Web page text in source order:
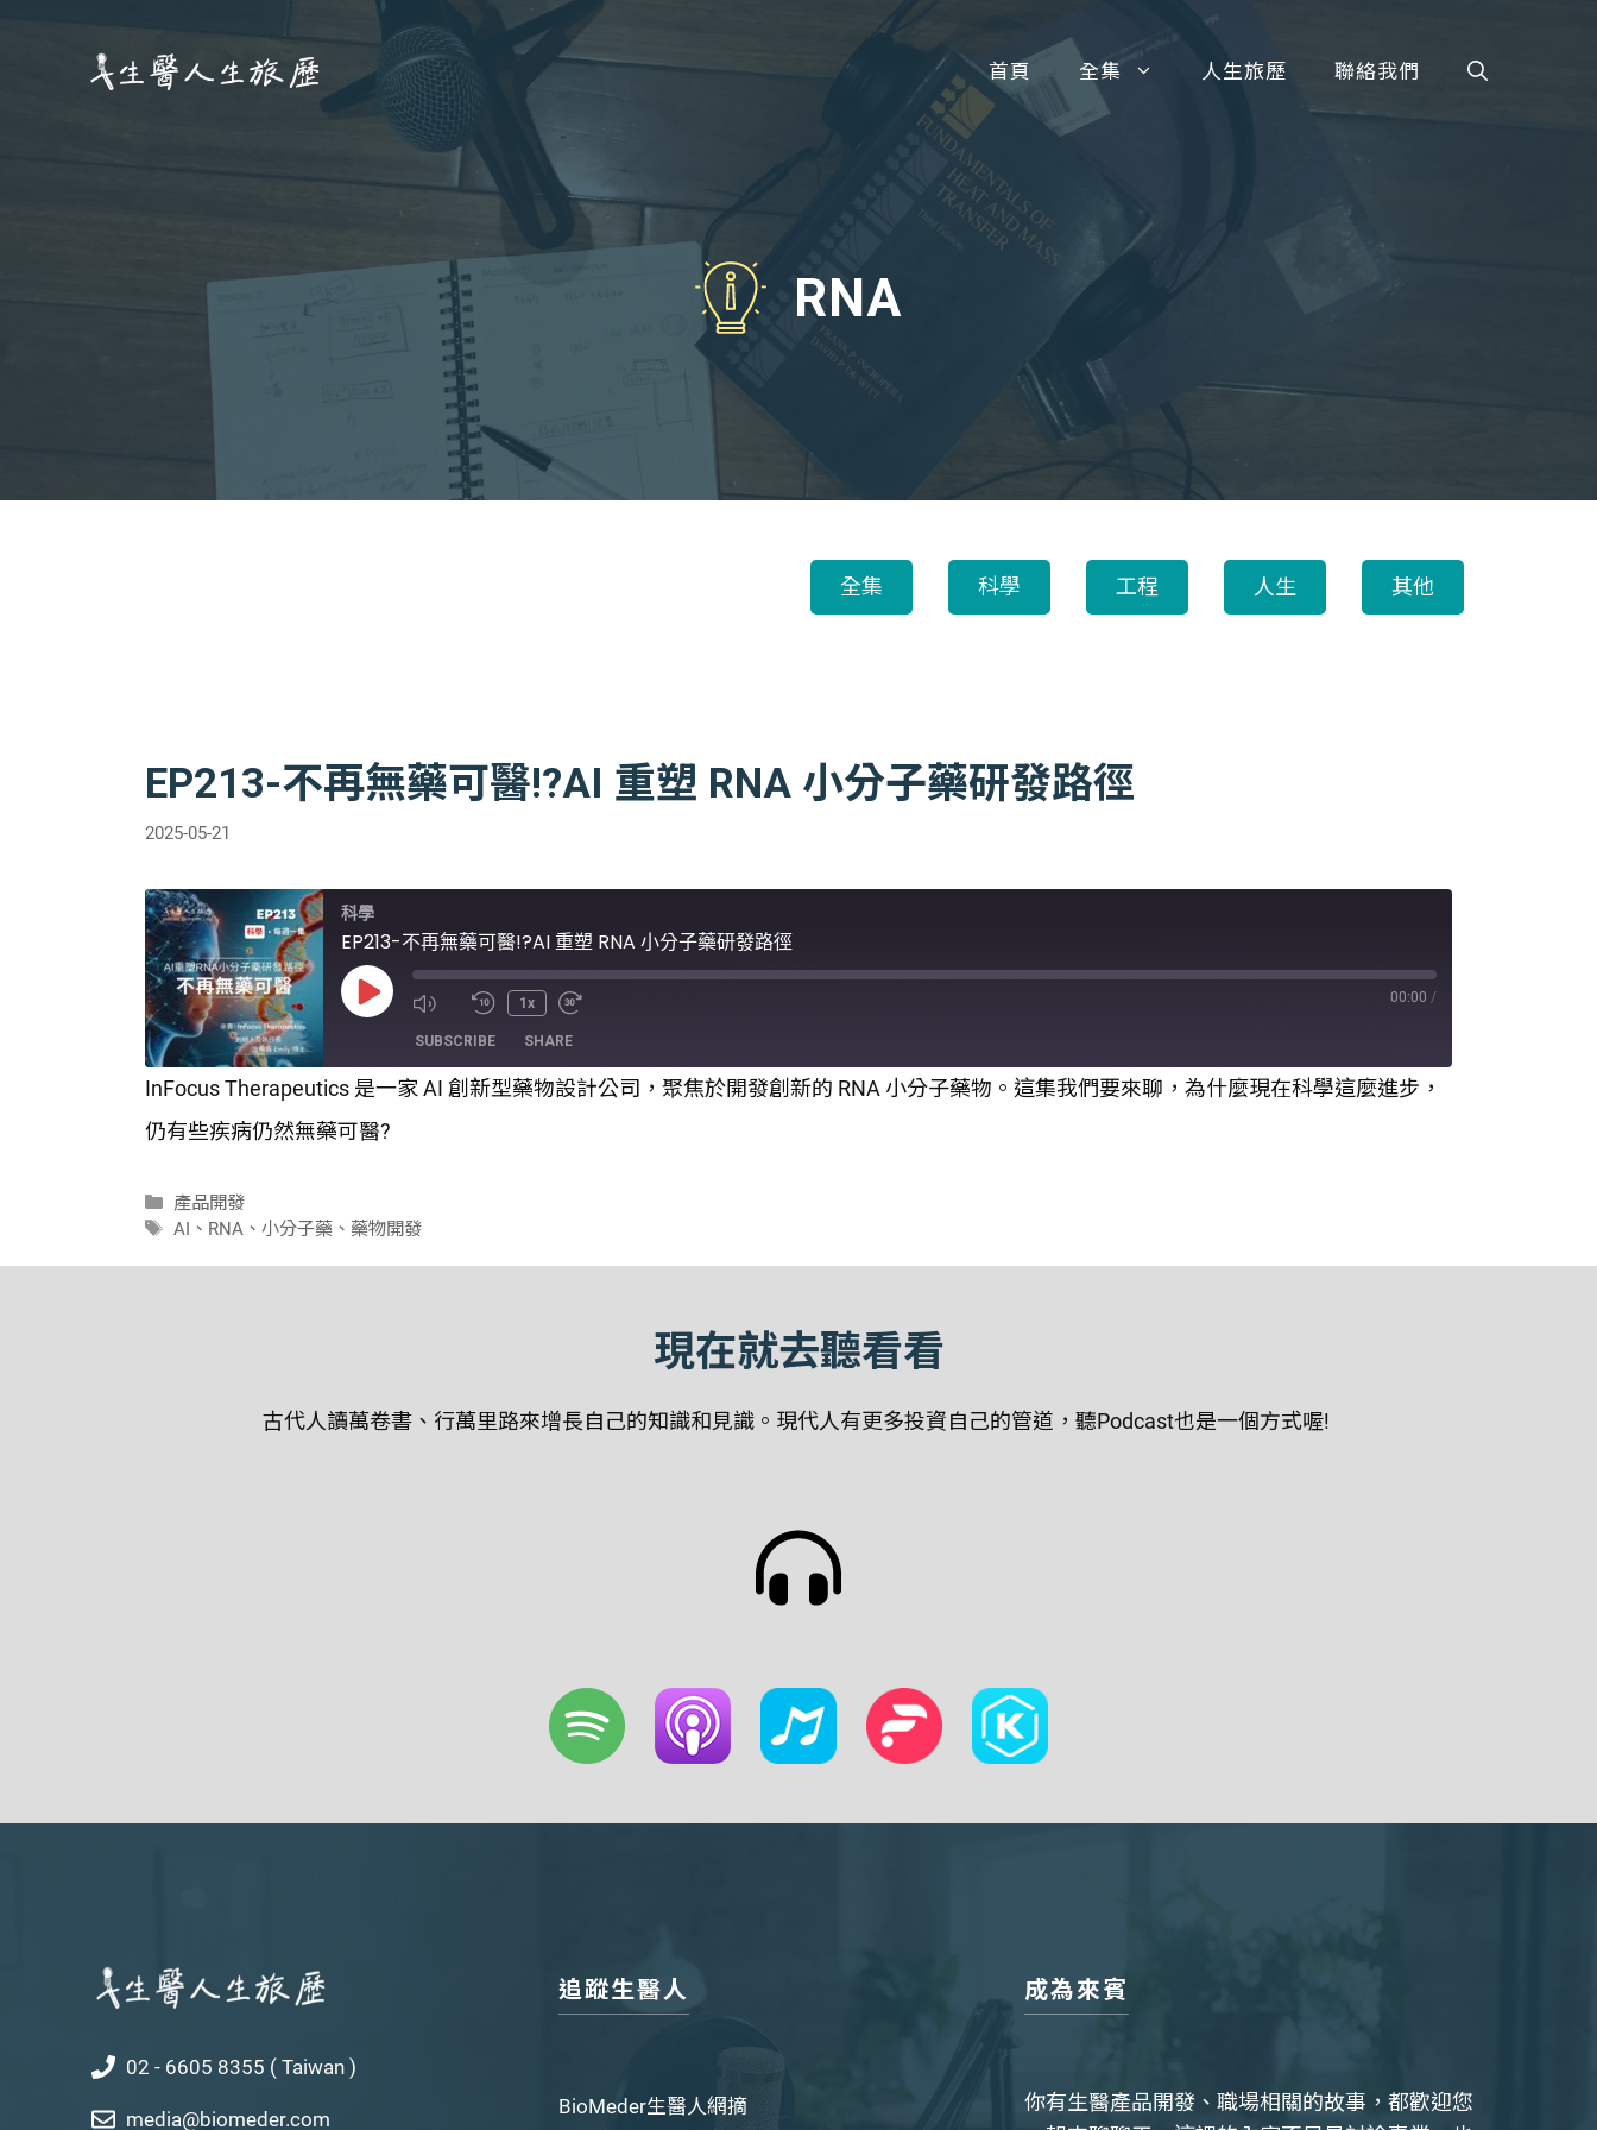
首頁 全集 人生旅歷 聯絡我們
RNA
全集 科學 工程 人生 其他
EP213-不再無藥可醫!?AI 重塑 RNA 小分子藥研發路徑
2025-05-21
科學
EP213-不再無藥可醫!?AI 重塑 RNA 小分子藥研發路徑
Play
Episode
1x 00:00 /
SUBSCRIBE SHARE
RSS FEED
SHARE
EMBED
InFocus Therapeutics 是一家 AI 創新型藥物設計公司，聚焦於開發創新的 RNA 小分子藥物。這集我們要來聊，為什麼現在科學這麼進步，
仍有些疾病仍然無藥可醫?
分
類
產品開發
標
AI 、 RNA 、小分子藥 、 藥物開發
現在就去聽看看
古代人讀萬卷書、行萬里路來增長自己的知識和見識。現代人有更多投資自己的管道，聽Podcast也是一個方式喔!
02 - 6605 8355 ( Taiwan )
media@biomeder.com
追蹤生醫人
BioMeder生醫人網摘
成為來賓
你有生醫產品開發、職場相關的故事，都歡迎您